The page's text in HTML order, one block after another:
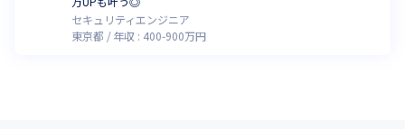
セキュリティエンジニア
東京都
年収 : 400-900万円